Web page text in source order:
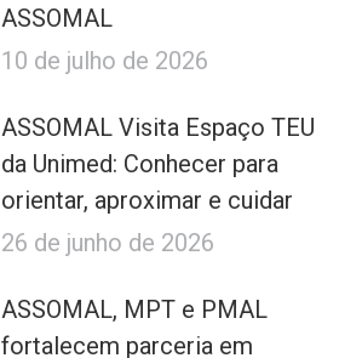
ASSOMAL
10 de julho de 2026
ASSOMAL Visita Espaço TEU
da Unimed: Conhecer para
orientar, aproximar e cuidar
26 de junho de 2026
ASSOMAL, MPT e PMAL
fortalecem parceria em